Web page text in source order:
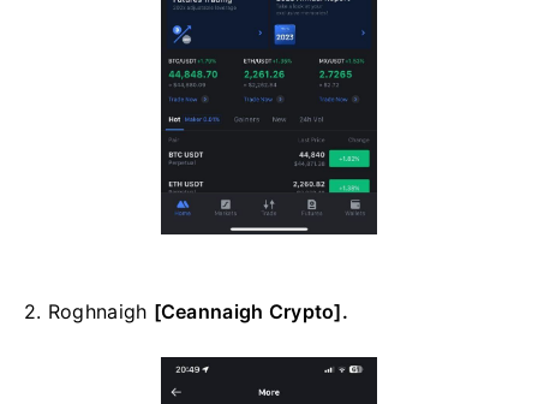
2. Roghnaigh [Ceannaigh Crypto].